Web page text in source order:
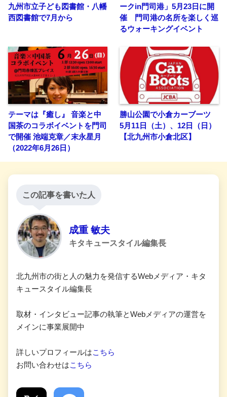
九州市立子ども図書館・八幡
西図書館で7月から
ークin門司港」5月23日に開
催 門司港の名所を楽しく巡
るウォーキングイベント
テーマは『癒し』 音楽と中
国茶のコラボイベントを門司
で開催 池端克章／末永星月
（2022年6月26日）
勝山公園で小倉カーブーツ
5月11日（土）、12日（日）
【北九州市小倉北区】
この記事を書いた人
成重 敏夫
キタキュースタイル編集長
北九州市の街と人の魅力を発信するWebメディア・キタ
キュースタイル編集長
取材・インタビュー記事の執筆とWebメディアの運営を
メインに事業展開中
詳しいプロフィールはこちら
お問い合わせはこちら